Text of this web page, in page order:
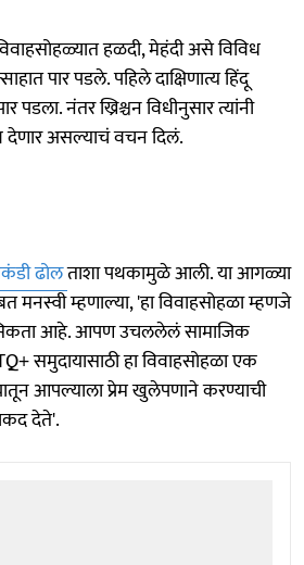
हळदी, मेहंदी असे विविध
पार पडले. पहिले दाक्षिणात्य हिंदू
पडला. नंतर ख्रिश्चन विधीनुसार त्यांनी
असल्याचं वचन दिलं.
ढोलताशा पथकामुळे आली. या आगळ्या
मनस्वी म्हणाल्या, 'हा विवाहसोहळा म्हणजे
आहे. आपण उचललेलं सामाजिक
समुदायासाठी हा विवाहसोहळा एक
आपल्याला प्रेम खुलेपणाने करण्याची
देते'.